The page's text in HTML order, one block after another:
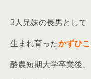
3人兄妹の長男として
生まれ育ったかずひこ
酪農短期大学卒業後、